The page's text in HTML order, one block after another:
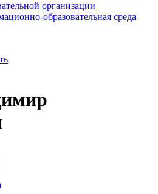
организации
образовательная среда